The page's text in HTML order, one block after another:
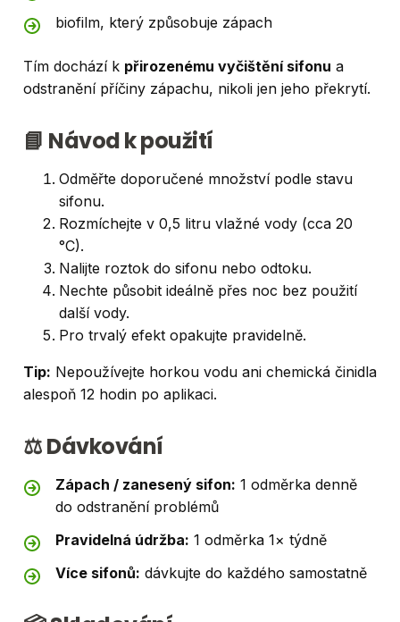
biofilm, který způsobuje zápach
Tím dochází k přirozenému vyčištění sifonu a
odstranění příčiny zápachu, nikoli jen jeho překrytí.
📘 Návod k použití
Odměřte doporučené množství podle stavu
sifonu.
Rozmíchejte v 0,5 litru vlažné vody (cca 20
°C).
Nalijte roztok do sifonu nebo odtoku.
Nechte působit ideálně přes noc bez použití
další vody.
Pro trvalý efekt opakujte pravidelně.
Tip: Nepoužívejte horkou vodu ani chemická činidla
alespoň 12 hodin po aplikaci.
⚖️ Dávkování
Zápach / zanesený sifon: 1 odměrka denně
do odstranění problémů
Pravidelná údržba: 1 odměrka 1× týdně
Více sifonů: dávkujte do každého samostatně